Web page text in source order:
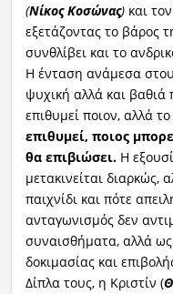
(ΝίκοςΚοσώνας)και τον
εξετάζοντας το βάρος
συνθλίβει και το
Η ένταση ανάμεσα
ψυχική αλλά και βαθιά
επιθυμεί ποιον, αλλά το
επιθυμεί, ποιος
θα επιβιώσει.Η
μετακινείται διαρκώς,
παιχνίδι και πότε
ανταγωνισμός δεν
συναισθήματα, αλλά ως
δοκιμασίας και
Δίπλα τους, η Κριστίν (